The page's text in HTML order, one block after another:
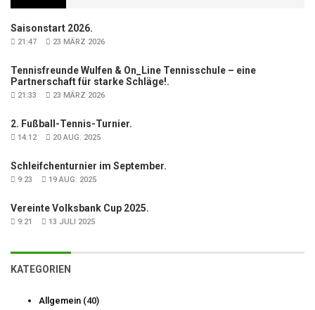
Saisonstart 2026.
21:47 23 MÄRZ 2026
Tennisfreunde Wulfen & On_Line Tennisschule – eine
Partnerschaft für starke Schläge!.
21:33 23 MÄRZ 2026
2. Fußball-Tennis-Turnier.
14:12 20 AUG. 2025
Schleifchenturnier im September.
9:23 19 AUG. 2025
Vereinte Volksbank Cup 2025.
9:21 13 JULI 2025
KATEGORIEN
Allgemein (40)